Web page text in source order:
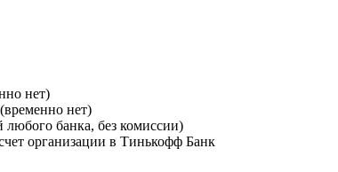
нет)
нет)
любого банка, без комиссии)
организации в Тинькофф Банк